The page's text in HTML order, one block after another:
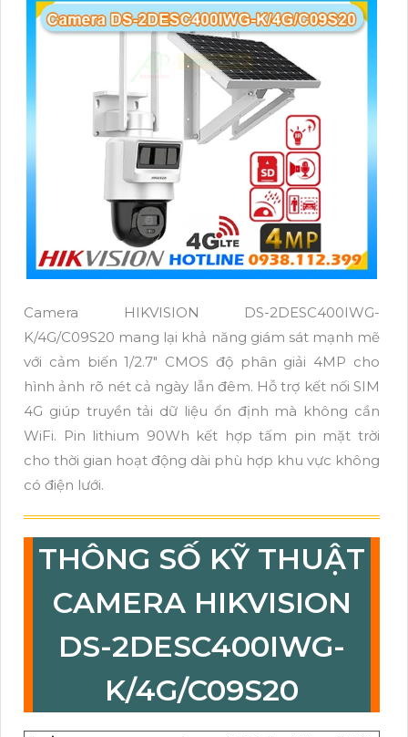
Camera HIKVISION DS-2DESC400IWG-
K/4G/C09S20 mang lại khả năng giám sát mạnh mẽ
với cảm biến 1/2.7" CMOS độ phân giải 4MP cho
hình ảnh rõ nét cả ngày lẫn đêm. Hỗ trợ kết nối SIM
4G giúp truyền tải dữ liệu ổn định mà không cần
WiFi. Pin lithium 90Wh kết hợp tấm pin mặt trời
cho thời gian hoạt động dài phù hợp khu vực không
có điện lưới.
THÔNG SỐ KỸ THUẬT
CAMERA HIKVISION
DS-2DESC400IWG-
K/4G/C09S20